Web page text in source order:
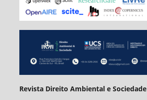
Revista Direito Ambiental e Sociedade